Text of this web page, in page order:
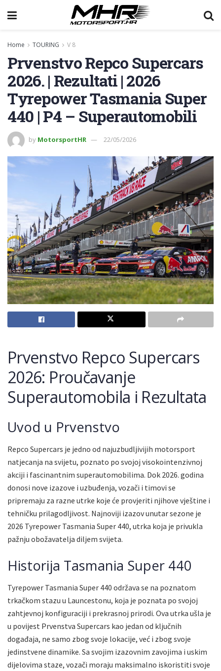
Home TOURING V 8
Prvenstvo Repco Supercars
2026. | Rezultati | 2026
Tyrepower Tasmania Super
440 | P4 – Superautomobili
by MotorsportHR 22/05/2026
Prvenstvo Repco Supercars
2026: Proučavanje
Superautomobila i Rezultata
Uvod u Prvenstvo
Repco Supercars je jedno od najuzbudljivijih motorsport
natjecanja na svijetu, poznato po svojoj visokointenzivnoj
akciji i fascinantnim superautomobilima. Dok 2026. godina
donosi nove izazove i uzbuđenja, vozači i timovi se
pripremaju za razne utrke koje će provjeriti njihove vještine i
tehničku prilagodljivost. Najnoviji izazov unutar sezone je
2026 Tyrepower Tasmania Super 440, utrka koja je privukla
pažnju obožavatelja diljem svijeta.
Historija Tasmania Super 440
Tyrepower Tasmania Super 440 održava se na poznatom
trkačkom stazu u Launcestonu, koja je poznata po svojoj
zahtjevnoj konfiguraciji i prekrasnoj prirodi. Ova utrka ušla je
u povijest Prvenstva Supercars kao jedan od ključnih
događaja, ne samo zbog svoje lokacije, već i zbog svoje
jedinstvene dinamike. Sa svojim izazovnim zavojima i uskim
dijelovima staze, vozači moraju maksimalno iskoristiti svoje